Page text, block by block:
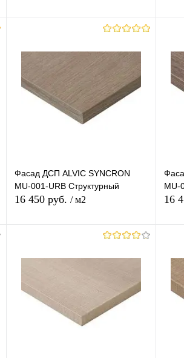
сравнению
В избранное В наличии
Фасад ДСП ALVIC SYNCRON
MU-001-URB Структурный
16 450 руб. / м2
сравнению
В избранное В наличии
MU-
16